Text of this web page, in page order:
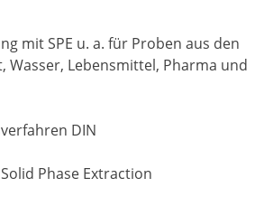
mit SPE u. a. für Proben aus den
Wasser, Lebensmittel, Pharma und
DIN
Phase Extraction